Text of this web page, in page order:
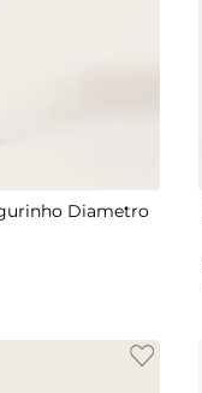
Diametro